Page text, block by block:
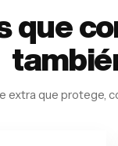
que
extra que protege,